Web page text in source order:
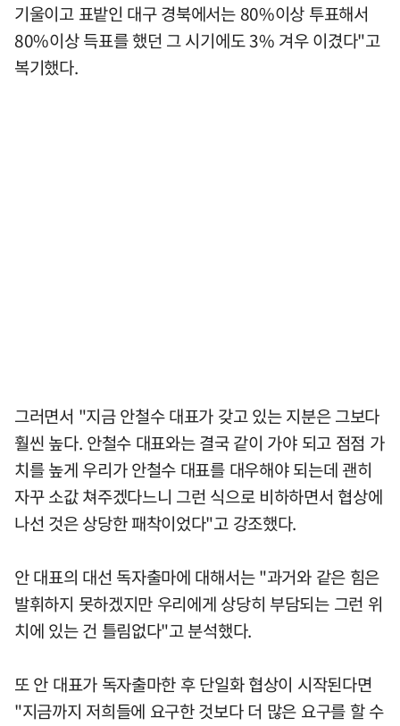
기울이고 표밭인 대구 경북에서는 80%이상 투표해서
80%이상 득표를 했던 그 시기에도 3% 겨우 이겼다"고
복기했다.
그러면서 "지금 안철수 대표가 갖고 있는 지분은 그보다
훨씬 높다. 안철수 대표와는 결국 같이 가야 되고 점점 가
치를 높게 우리가 안철수 대표를 대우해야 되는데 괜히
자꾸 소값 쳐주겠다느니 그런 식으로 비하하면서 협상에
나선 것은 상당한 패착이었다"고 강조했다.
안 대표의 대선 독자출마에 대해서는 "과거와 같은 힘은
발휘하지 못하겠지만 우리에게 상당히 부담되는 그런 위
치에 있는 건 틀림없다"고 분석했다.
또 안 대표가 독자출마한 후 단일화 협상이 시작된다면
"지금까지 저희들에 요구한 것보다 더 많은 요구를 할 수